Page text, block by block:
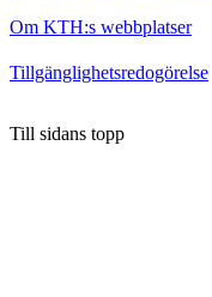
Om KTH:s webbplatser
Tillgänglighetsredogörelse
Till sidans topp